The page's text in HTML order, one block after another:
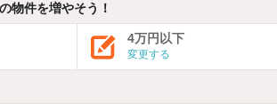
物件を増やそう！
4万円以下
変更する